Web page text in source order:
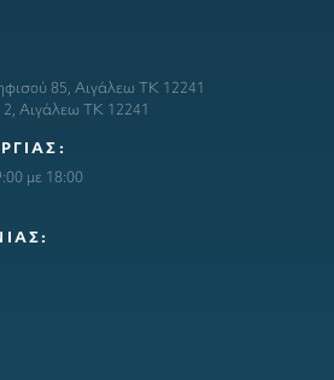
85, Αιγάλεω ΤΚ 12241
Αιγάλεω ΤΚ 12241
με 18:00